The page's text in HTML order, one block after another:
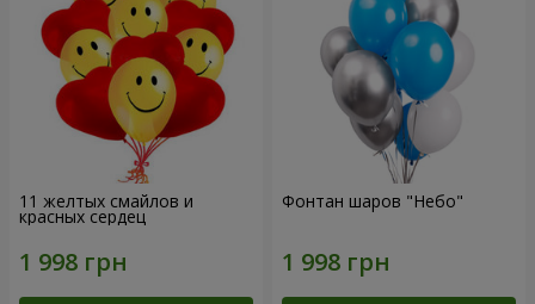
11 желтых смайлов и
красных сердец
Фонтан шаров "Небо"